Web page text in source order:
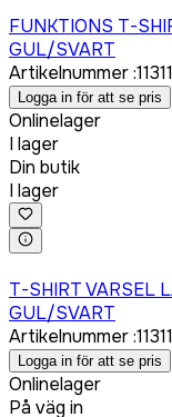
FUNKTIONS T-
GUL/SVART
Artikelnummer:
Logga in för att se pris
Onlinelager
I lager
Din butik
I lager
T-SHIRT VARSEL
GUL/SVART
Artikelnummer:
Logga in för att se pris
Onlinelager
På väg in